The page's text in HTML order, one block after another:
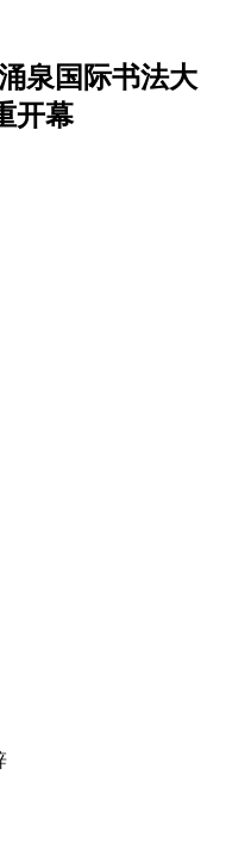
泉国际书法大
开幕